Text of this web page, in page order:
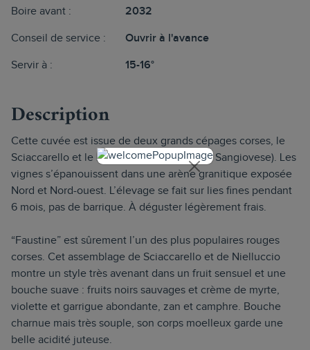
Boire avant : 2032
Conseil de service : Ouvrir à l'avance
Servir à : 15-16°
Description
Cette cuvée est issue de deux grands cépages corses, le
Sciaccarello et le Nielluccio (un cousin du Sangiovese). Les
vignes s’épanouissent dans une arène granitique exposée
Nord et Nord-ouest. L’élevage se fait sur lies fines pendant
6 mois, pas de barrique. À déguster légèrement frais.
“Faustine” est sûrement l’un des plus populaires rouges
corses. Cet assemblage de Sciaccarello et de Nielluccio
montre un style très avenant dans un fruit sensuel et une
bouche suave : fruits noirs sauvages et crème de myrte,
violette et garrigue abondante, zan et camphre. Bouche
charnue mais très souple, son corps moelleux garde une
belle acidité juteuse.